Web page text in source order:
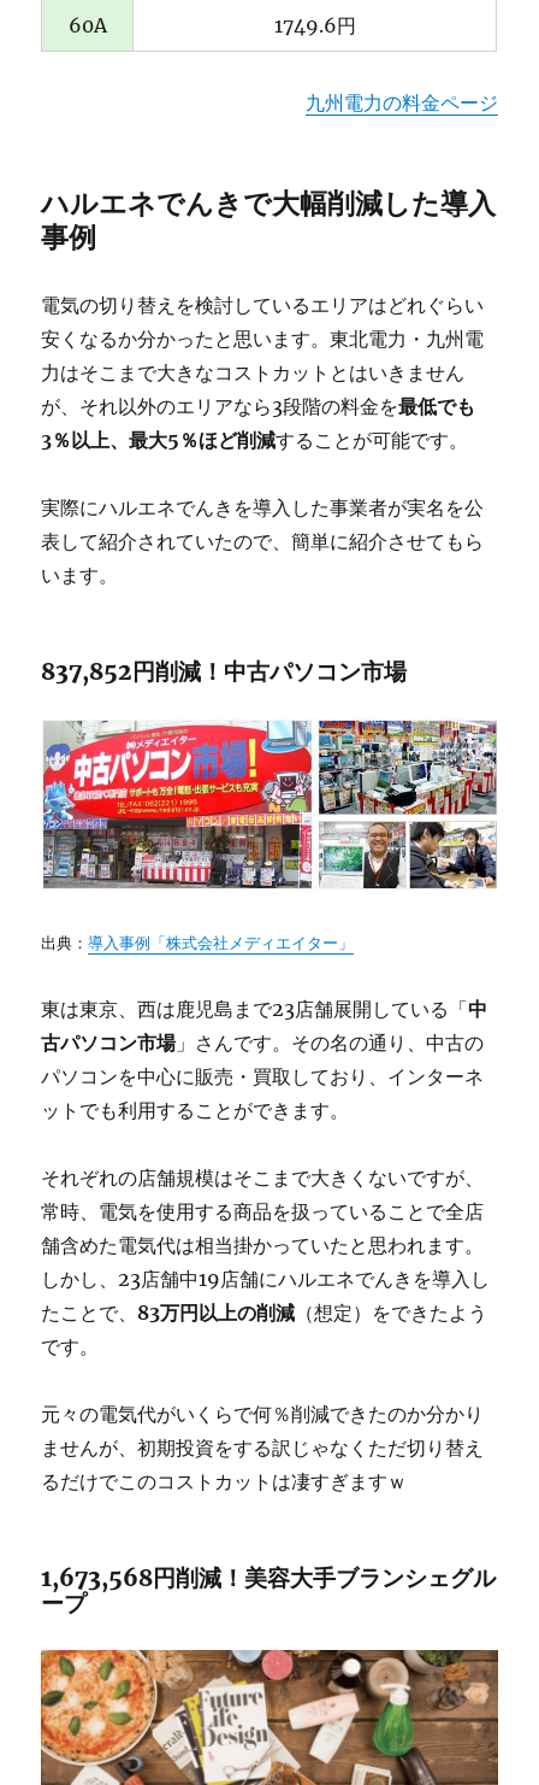
60A 1749.6円
九州電力の料金ページ
ハルエネでんきで大幅削減した導入
事例
電気の切り替えを検討しているエリアはどれぐらい
安くなるか分かったと思います。東北電力・九州電
力はそこまで大きなコストカットとはいきません
が、それ以外のエリアなら3段階の料金を最低でも
3％以上、最大5％ほど削減することが可能です。
実際にハルエネでんきを導入した事業者が実名を公
表して紹介されていたので、簡単に紹介させてもら
います。
837,852円削減！中古パソコン市場
出典：導入事例「株式会社メディエイター」
東は東京、西は鹿児島まで23店舗展開している「中
古パソコン市場」さんです。その名の通り、中古の
パソコンを中心に販売・買取しており、インターネ
ットでも利用することができます。
それぞれの店舗規模はそこまで大きくないですが、
常時、電気を使用する商品を扱っていることで全店
舗含めた電気代は相当掛かっていたと思われます。
しかし、23店舗中19店舗にハルエネでんきを導入し
たことで、 83万円以上の削減 （想定）をできたよう
です。
元々の電気代がいくらで何％削減できたのか分かり
ませんが、初期投資をする訳じゃなくただ切り替え
るだけでこのコストカットは凄すぎますｗ
1,673,568円削減！美容大手ブランシェグル
ープ